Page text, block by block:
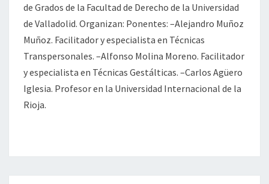
ÁMBITO
PENITENCIARIO».
de Grados de la Facultad de Derecho de la Universidad
de Valladolid. Organizan: Ponentes: –Alejandro Muñoz
Muñoz. Facilitador y especialista en Técnicas
Transpersonales. –Alfonso Molina Moreno. Facilitador
y especialista en Técnicas Gestálticas. –Carlos Agüero
Iglesia. Profesor en la Universidad Internacional de la
Rioja.